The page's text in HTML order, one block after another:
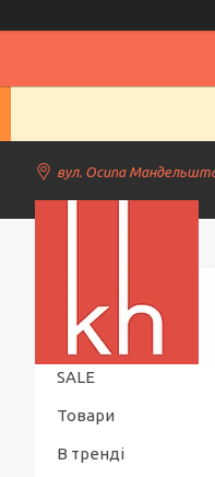
вул. Осипа
SALE
Товари
В тренді